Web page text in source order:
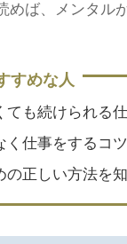
めば、メンタル
すめな人
ても続けられる
く仕事をするコ
の正しい方法を